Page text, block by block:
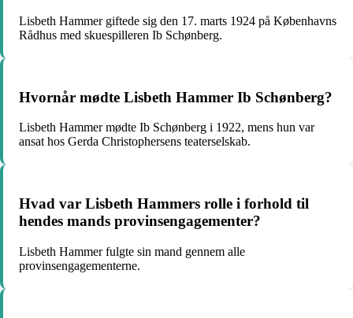
Lisbeth Hammer giftede sig den 17. marts 1924 på Københavns
Rådhus med skuespilleren Ib Schønberg.
Hvornår mødte Lisbeth Hammer Ib Schønberg?
Lisbeth Hammer mødte Ib Schønberg i 1922, mens hun var
ansat hos Gerda Christophersens teaterselskab.
Hvad var Lisbeth Hammers rolle i forhold til
hendes mands provinsengagementer?
Lisbeth Hammer fulgte sin mand gennem alle
provinsengagementerne.